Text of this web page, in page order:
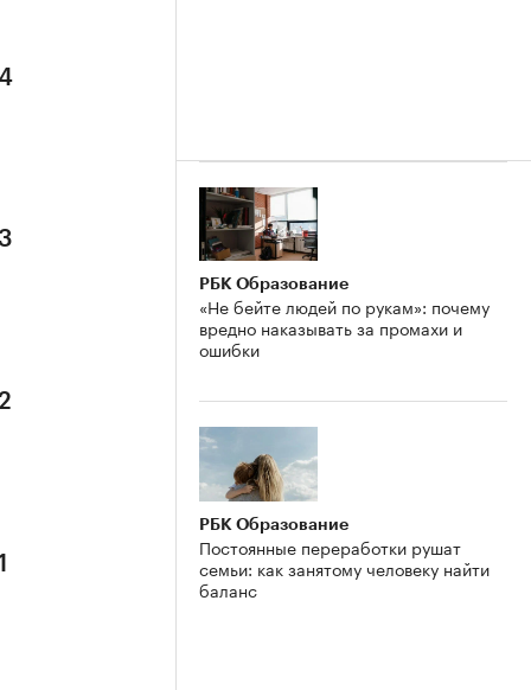
РБК Образование
«Не бейте людей по рукам»: почему
вредно наказывать за промахи и
ошибки
РБК Образование
Постоянные переработки рушат
семьи: как занятому человеку найти
баланс